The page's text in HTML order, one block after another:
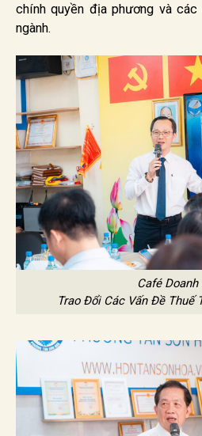
chính quyền địa phương và
ngành.
Café Doanh Nhân
Trao Đổi Các Vấn Đề Thuế